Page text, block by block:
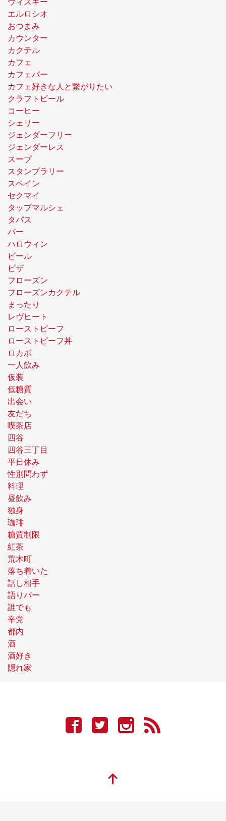
ウィスキー
エルロシオ
おつまみ
カウンター
カクテル
カフェ
カフェバー
カフェ好きな人と繋がりたい
クラフトビール
コーヒー
シェリー
ジェンダーフリー
ジェンダーレス
スープ
スタンプラリー
スペイン
セクマイ
タップマルシェ
タパス
バー
ハロウィン
ビール
ピザ
フローズン
フローズンカクテル
まったり
レヴヒート
ローストビーフ
ローストビーフ丼
ロカボ
一人飲み
仮装
低糖質
出会い
友だち
喫茶店
四谷
四谷三丁目
平日休み
性別問わず
料理
昼飲み
独身
珈琲
糖質制限
紅茶
荒木町
落ち着いた
話し相手
語りバー
誰でも
辛党
都内
酒
酒好き
隠れ家